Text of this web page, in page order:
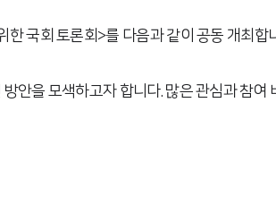
국회 토론회>를 다음과 같이 공동 개최합
안을 모색하고자 합니다. 많은 관심과 참여